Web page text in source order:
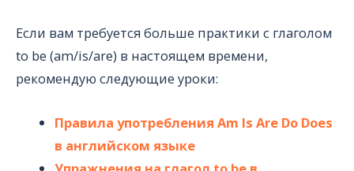
Если вам требуется больше практики с глаголом
to be (am/is/are) в настоящем времени,
рекомендую следующие уроки:
Правила употребления Am Is Are Do Does
в английском языке